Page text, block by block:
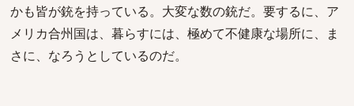
かも皆が銃を持っている。大変な数の銃だ。要するに、ア
メリカ合州国は、暮らすには、極めて不健康な場所に、ま
さに、なろうとしているのだ。